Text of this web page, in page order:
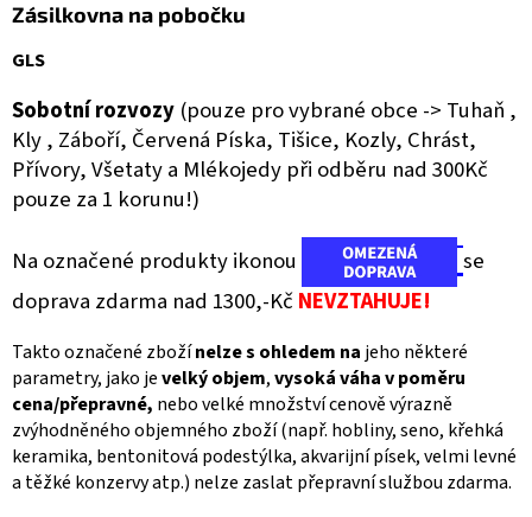
Zásilkovna na pobočku
GLS
Sobotní rozvozy (pouze pro vybrané obce -> Tuhaň ,
Kly , Záboří, Červená Píska, Tišice, Kozly, Chrást,
Přívory, Všetaty a Mlékojedy při odběru nad 300Kč
pouze za 1 korunu!)
Na označené produkty ikonou
se
doprava zdarma nad 1300,-KčNEVZTAHUJE!
Takto označené zbožínelze s ohledem na jeho některé
parametry, jako jevelký objem,vysoká váha v poměru
cena/přepravné, nebo velké množství cenově výrazně
zvýhodněného objemného zboží (např. hobliny, seno, křehká
keramika, bentonitová podestýlka, akvarijní písek, velmi levné
a těžké konzervy atp.) nelze zaslat přepravní službou zdarma.